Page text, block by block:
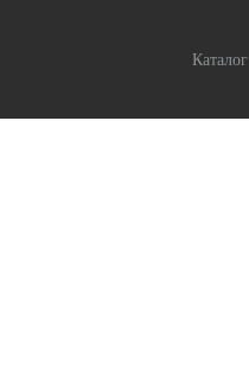
Каталог